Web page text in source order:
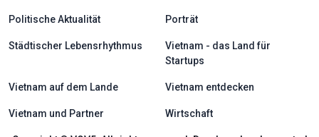
Politische Aktualität Porträt
Städtischer Lebensrhythmus
Vietnam - das Land für
Startups
Vietnam auf dem Lande Vietnam entdecken
Vietnam und Partner Wirtschaft